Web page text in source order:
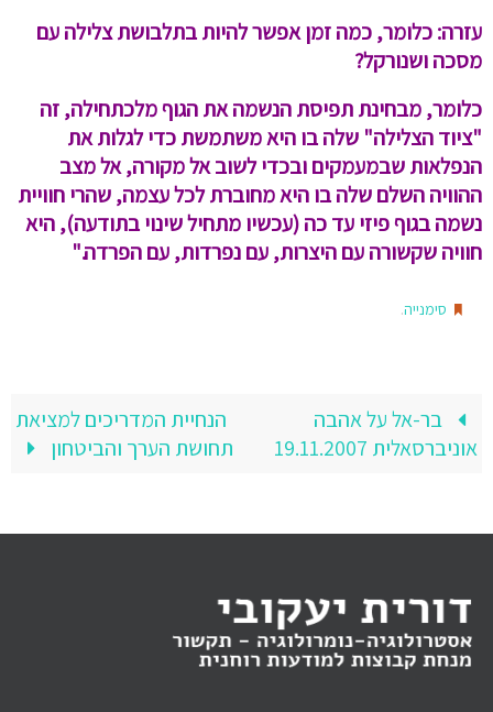
עזרה: כלומר, כמה זמן אפשר להיות בתלבושת צלילה עם
מסכה ושנורקל?
כלומר, מבחינת תפיסת הנשמה את הגוף מלכתחילה, זה
"ציוד הצלילה" שלה בו היא משתמשת כדי לגלות את
הנפלאות שבמעמקים ובכדי לשוב אל מקורה, אל מצב
ההוויה השלם שלה בו היא מחוברת לכל עצמה, שהרי חוויית
נשמה בגוף פיזי עד כה (עכשיו מתחיל שינוי בתודעה), היא
חוויה שקשורה עם היצרות, עם נפרדות, עם הפרדה."
סימנייה.
בר-אל על אהבה
אוניברסאלית 19.11.2007
הנחיית המדריכים למציאת
תחושת הערך והביטחון